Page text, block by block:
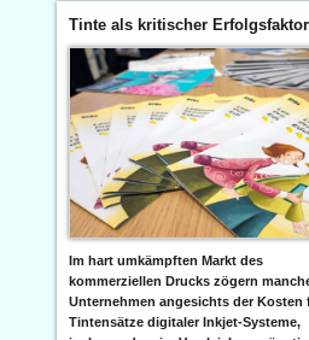
Tinte als kritischer Erfolgsfaktor
Im hart umkämpften Markt des
kommerziellen Drucks zögern
Unternehmen angesichts der Kosten
Tintensätze digitaler Inkjet-Systeme,